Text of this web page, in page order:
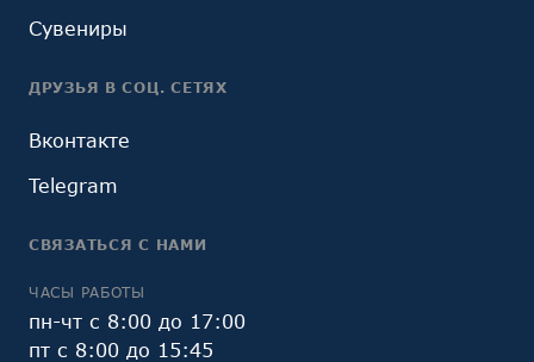
Сувениры
ДРУЗЬЯ В СОЦ. СЕТЯХ
Вконтакте
Telegram
СВЯЗАТЬСЯ С НАМИ
ЧАСЫ РАБОТЫ
пн-чт с 8:00 до 17:00
пт с 8:00 до 15:45